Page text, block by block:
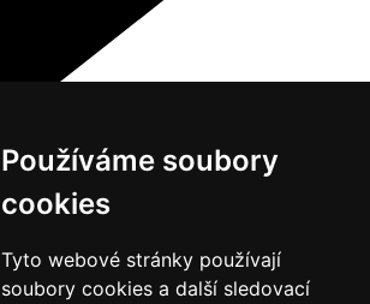
Používáme soubory
cookies
Tyto webové stránky používají
soubory cookies a další sledovací